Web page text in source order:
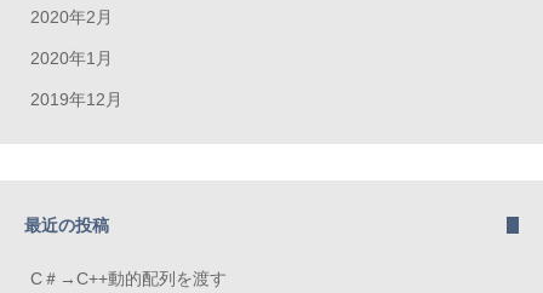
2020年2月
2020年1月
2019年12月
最近の投稿
C＃→C++動的配列を渡す